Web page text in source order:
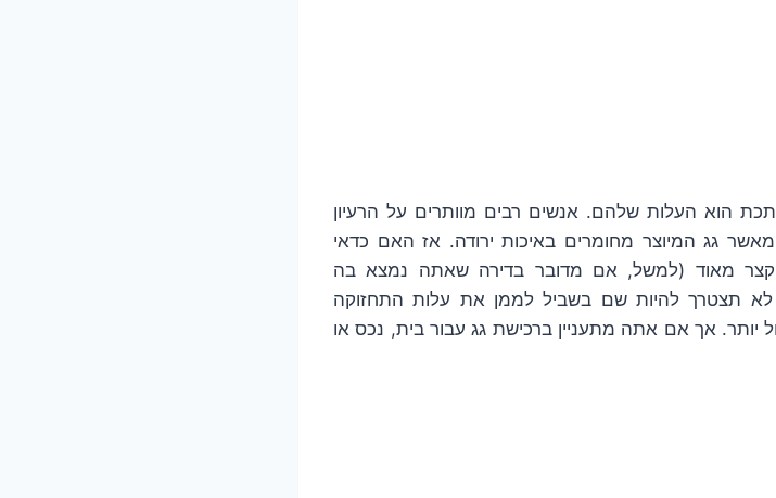
הוא העלות שלהם. אנשים רבים מוותרים על הרעיון
מאשר גג המיוצר מחומרים באיכות ירודה. אז האם כדאי
קצר מאוד (למשל, אם מדובר בדירה שאתה נמצא בה
לא תצטרך להיות שם בשביל לממן את עלות התחזוקה
אז בחר בגג זול יותר. אך אם אתה מתעניין ברכישת גג עבור בית, נכס או